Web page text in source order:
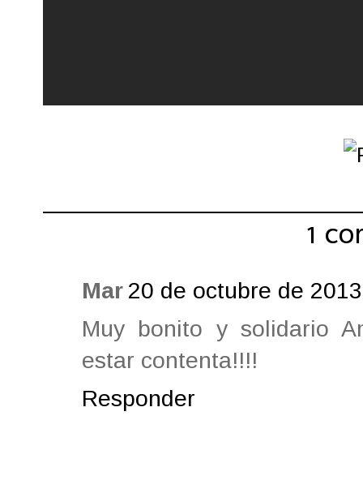
1
Mar 20 de octubre de
Muy bonito y solidario
estar contenta!!!!
Responder